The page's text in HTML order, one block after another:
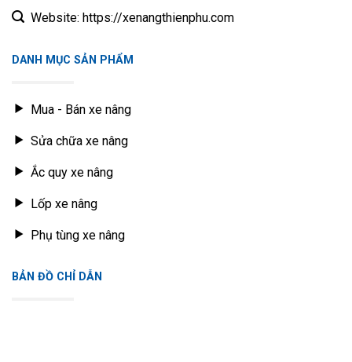
Website: https://xenangthienphu.com
DANH MỤC SẢN PHẨM
Mua - Bán xe nâng
Sửa chữa xe nâng
Ắc quy xe nâng
Lốp xe nâng
Phụ tùng xe nâng
BẢN ĐỒ CHỈ DẪN